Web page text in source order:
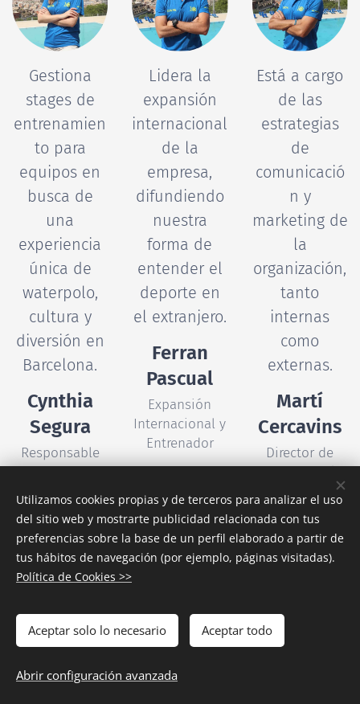
Gestiona
stages de
entrenamien
to para
equipos en
busca de
una
experiencia
única de
waterpolo,
cultura y
diversión en
Barcelona.
Cynthia
Segura
Responsable
Stages de
Entrenamiento
Lidera la
expansión
internacional
de la
empresa,
difundiendo
nuestra
forma de
entender el
deporte en
el extranjero.
Ferran
Pascual
Expansión
Internacional y
Entrenador
Está a cargo
de las
estrategias
de
comunicació
n y
marketing de
la
organización,
tanto
internas
como
externas.
Martí
Cercavins
Director de
Comunicación
y Marketing
Responsable
nuestros
Supervisa las
admisiones
Co-fundador
Utilizamos cookies propias y de terceros para analizar el uso
del sitio web y mostrarte publicidad relacionada con tus
preferencias sobre la base de un perfil elaborado a partir de
tus hábitos de navegación (por ejemplo, páginas visitadas).
Política de Cookies >>
Aceptar solo lo necesario Aceptar todo
Abrir configuración avanzada